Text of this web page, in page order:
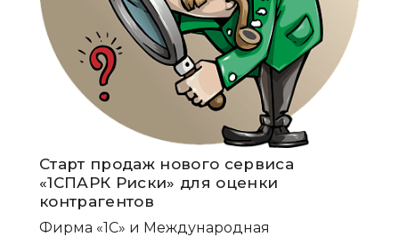
Cтарт продаж нового сервиса
«1СПАРК Риски» для оценки
контрагентов
Фирма «1С» и Международная